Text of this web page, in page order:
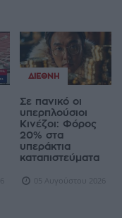
ΔΙΕΘΝΉ
Σε πανικό οι
υπερπλούσιοι
Κινέζοι: Φόρος
20% στα
υπεράκτια
καταπιστεύματα
05 Αυγούστου 2026